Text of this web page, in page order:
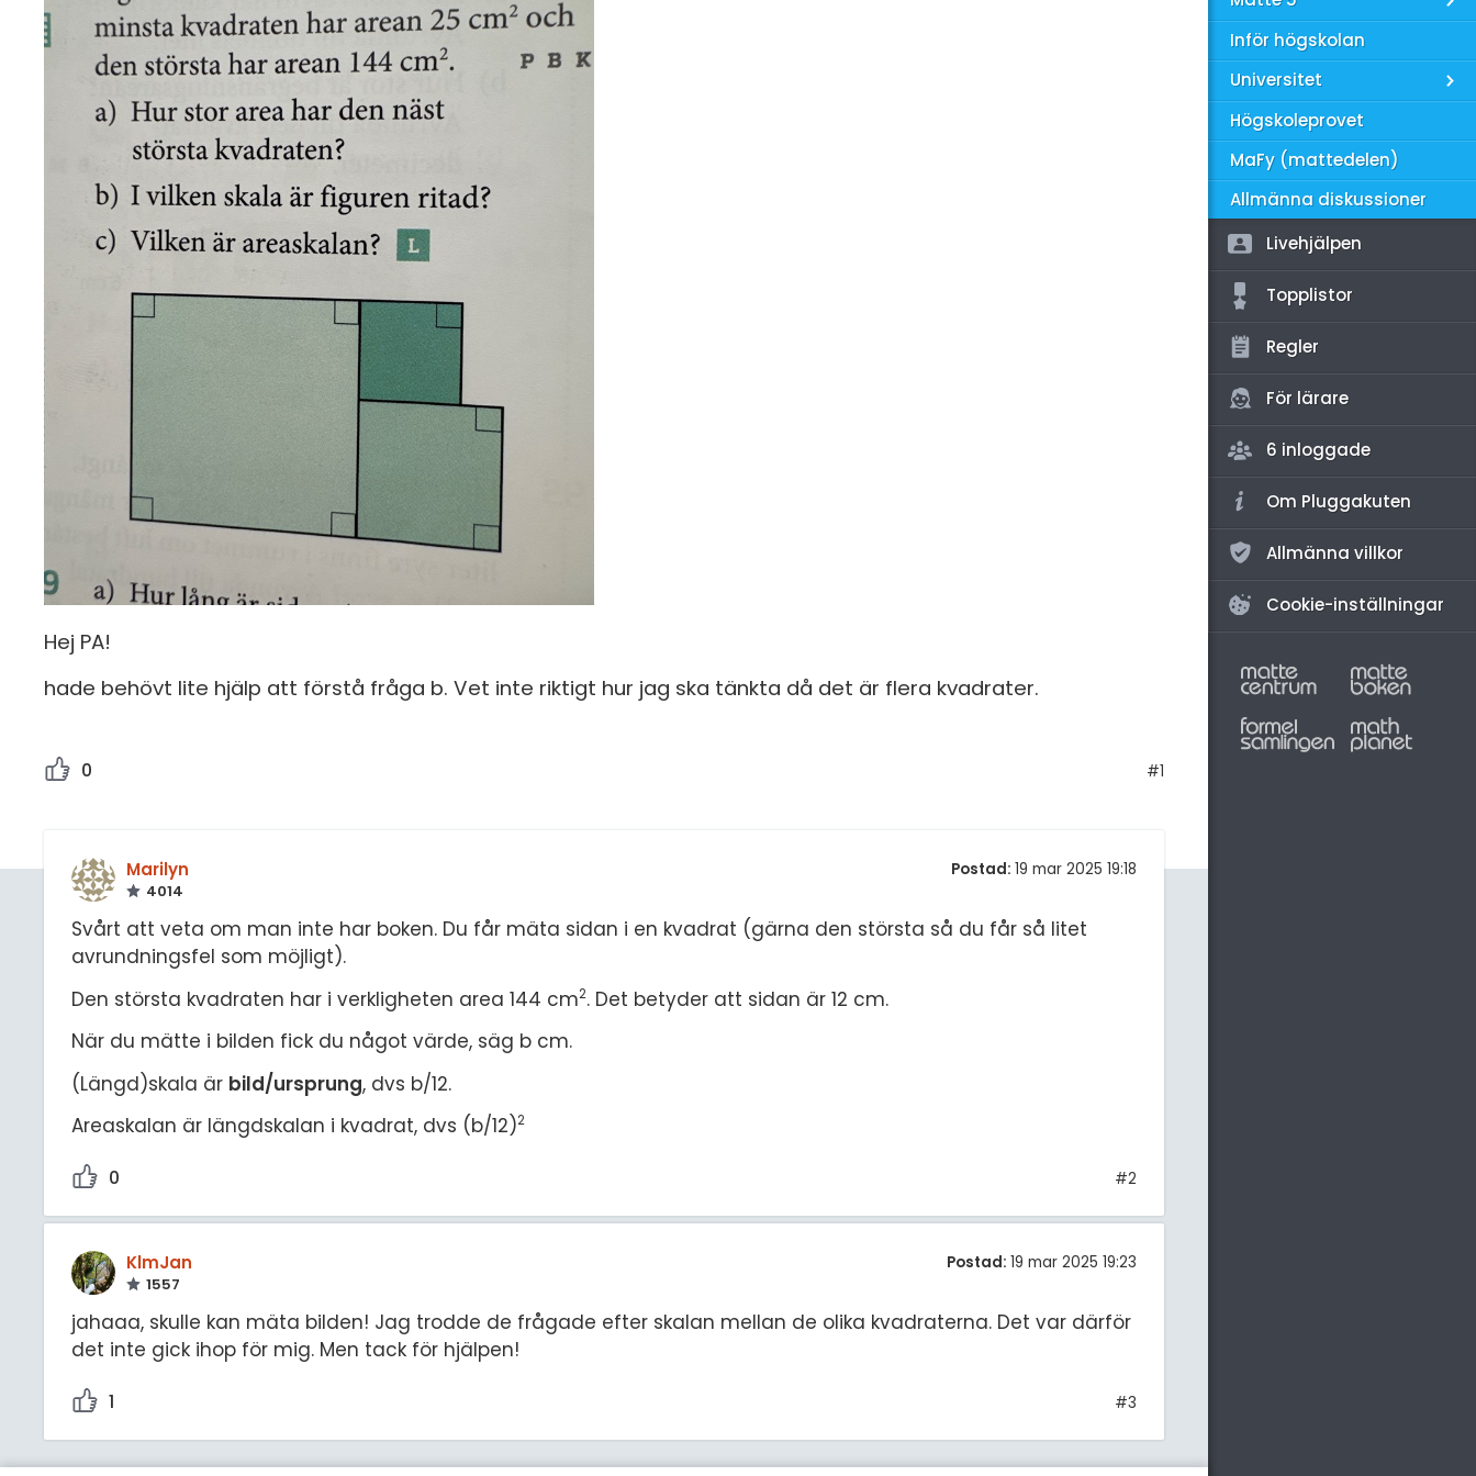
Hej PA!
hade behövt lite hjälp att förstå fråga b. Vet inte riktigt hur jag ska tänkta då det är flera kvadrater.
0 #1
Marilyn
4014
Postad: 19 mar 2025 19:18
Svårt att veta om man inte har boken. Du får mäta sidan i en kvadrat (gärna den största så du får så litet
avrundningsfel som möjligt).
Den största kvadraten har i verkligheten area 144 cm2. Det betyder att sidan är 12 cm.
När du mätte i bilden fick du något värde, säg b cm.
(Längd)skala är bild/ursprung, dvs b/12.
Areaskalan är längdskalan i kvadrat, dvs (b/12)2
0 #2
KlmJan
1557
Postad: 19 mar 2025 19:23
jahaaa, skulle kan mäta bilden! Jag trodde de frågade efter skalan mellan de olika kvadraterna. Det var därför
det inte gick ihop för mig. Men tack för hjälpen!
1 #3
Inför högskolan
Universitet
Högskoleprovet
MaFy (mattedelen)
Allmänna diskussioner
Livehjälpen
Topplistor
Regler
För lärare
6 inloggade
Om Pluggakuten
Allmänna villkor
Cookie-inställningar